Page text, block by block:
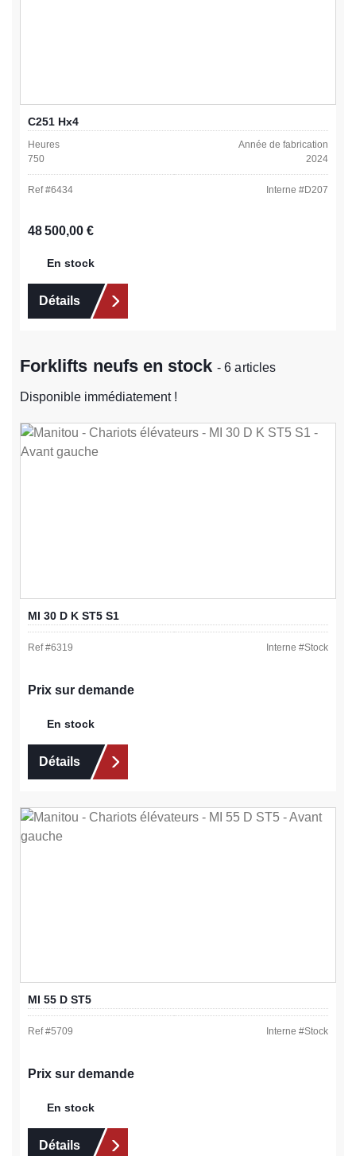
C251 Hx4
Heures
750
Année de fabrication
2024
Ref #6434 Interne #D207
Prix régulier :
48 500,00 €
En stock
Détails
Forklifts neufs en stock- 6 articles
Disponible immédiatement !
MI 30 D K ST5 S1
Ref #6319 Interne #Stock
Prix sur demande
En stock
Détails
MI 55 D ST5
Ref #5709 Interne #Stock
Prix sur demande
En stock
Détails